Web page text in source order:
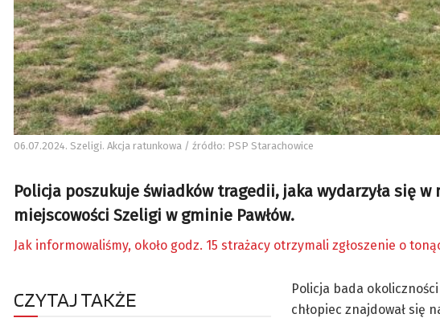
06.07.2024. Szeligi. Akcja ratunkowa / źródło: PSP Starachowice
Policja poszukuje świadków tragedii, jaka wydarzyła się
miejscowości Szeligi w gminie Pawłów.
Jak informowaliśmy, około godz. 15 strażacy otrzymali zgłoszenie o
CZYTAJ TAKŻE
Policja bada
chłopiec znajdował się